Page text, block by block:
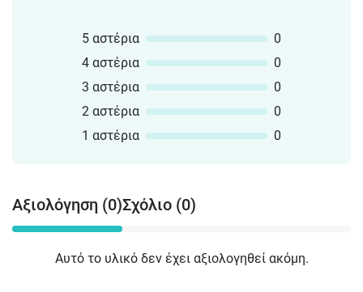
5 αστέρια
0
4 αστέρια
0
3 αστέρια
0
2 αστέρια
0
1 αστέρια
0
Αξιολόγηση (0)Σχόλιο (0)
Αυτό το υλικό δεν έχει αξιολογηθεί ακόμη.